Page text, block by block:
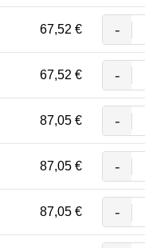
Menge
67,52 €
Menge
-
67,52 €
Menge
-
87,05 €
Menge
-
87,05 €
Menge
-
87,05 €
Menge
-